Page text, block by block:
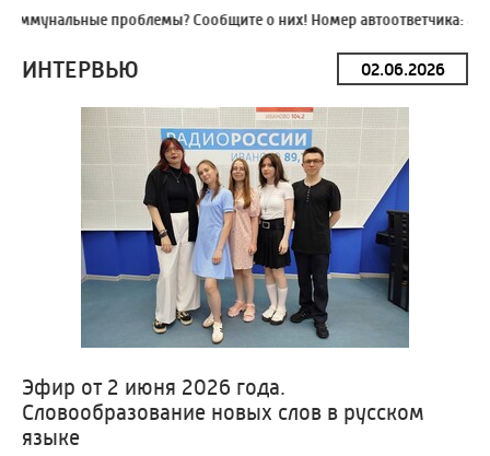
проблемы? Сообщите о них! Номер автоответчика:8
ИНТЕРВЬЮ
Эфир от 2 июня 2026 года.
Словообразование новых слов в русском
языке